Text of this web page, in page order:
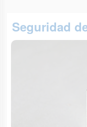
Seguridad